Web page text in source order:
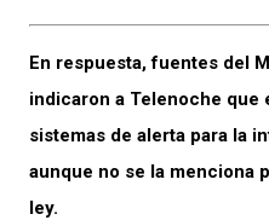
En respuesta, fuentes del
indicaron a Telenoche que
sistemas de alerta para la
aunque no se la menciona
ley.